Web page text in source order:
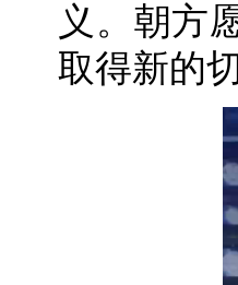
义。朝方
取得新的